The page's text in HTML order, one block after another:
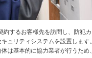
約するお客様先を訪問し、防犯
キュリティシステムを設置します
は基本的に協力業者が行うため